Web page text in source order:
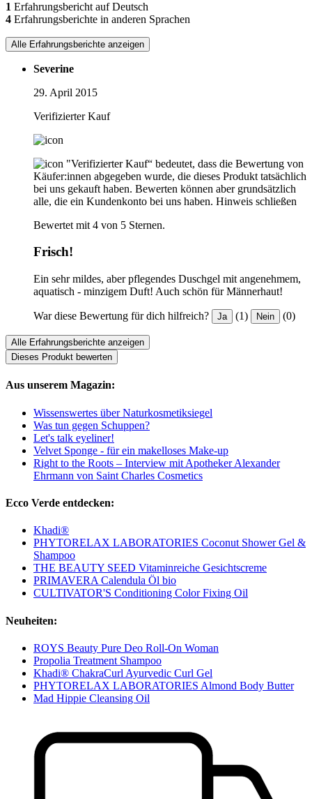
1 Erfahrungsbericht auf Deutsch
4 Erfahrungsberichte in anderen Sprachen
Alle Erfahrungsberichte anzeigen
Severine
29. April 2015
Verifizierter Kauf
"Verifizierter Kauf“ bedeutet, dass die Bewertung von
Käufer:innen abgegeben wurde, die dieses Produkt tatsächlich
bei uns gekauft haben. Bewerten können aber grundsätzlich
alle, die ein Kundenkonto bei uns haben. Hinweis schließen
Bewertet mit 4 von 5 Sternen.
Frisch!
Ein sehr mildes, aber pflegendes Duschgel mit angenehmem,
aquatisch - minzigem Duft! Auch schön für Männerhaut!
War diese Bewertung für dich hilfreich? Ja (1) Nein (0)
Alle Erfahrungsberichte anzeigen
Dieses Produkt bewerten
Aus unserem Magazin:
Wissenswertes über Naturkosmetiksiegel
Was tun gegen Schuppen?
Let's talk eyeliner!
Velvet Sponge - für ein makelloses Make-up
Right to the Roots – Interview mit Apotheker Alexander
Ehrmann von Saint Charles Cosmetics
Ecco Verde entdecken:
Khadi®
PHYTORELAX LABORATORIES Coconut Shower Gel &
Shampoo
THE BEAUTY SEED Vitaminreiche Gesichtscreme
PRIMAVERA Calendula Öl bio
CULTIVATOR'S Conditioning Color Fixing Oil
Neuheiten:
ROYS Beauty Pure Deo Roll-On Woman
Propolia Treatment Shampoo
Khadi® ChakraCurl Ayurvedic Curl Gel
PHYTORELAX LABORATORIES Almond Body Butter
Mad Hippie Cleansing Oil